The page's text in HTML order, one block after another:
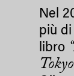
Nel
più
libro